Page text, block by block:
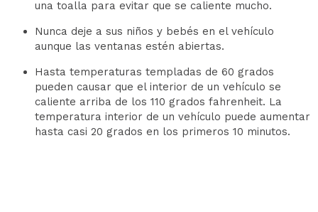
una toalla para evitar que se caliente mucho.
Nunca deje a sus niños y bebés en el vehículo
aunque las ventanas estén abiertas.
Hasta temperaturas templadas de 60 grados
pueden causar que el interior de un vehículo se
caliente arriba de los 110 grados fahrenheit. La
temperatura interior de un vehículo puede aumentar
hasta casi 20 grados en los primeros 10 minutos.